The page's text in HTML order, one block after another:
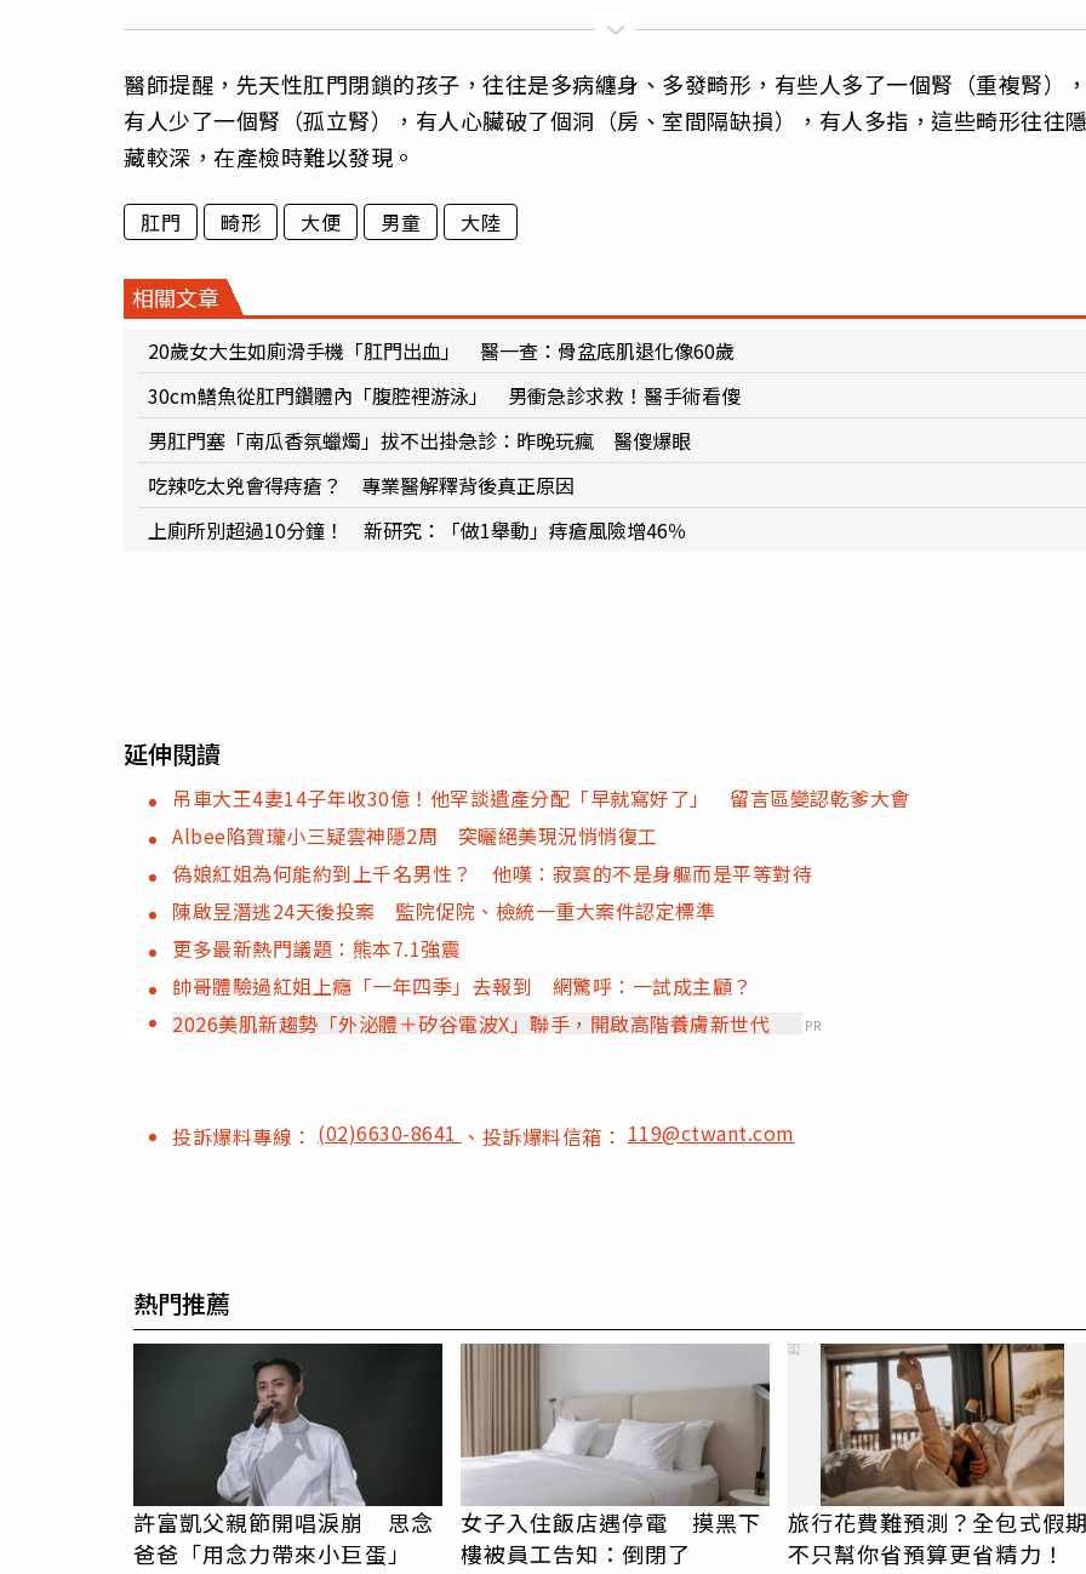
醫師提醒，先天性肛門閉鎖的孩子，往往是多病纏身、多發畸形，有些人多了一個腎（重複腎）
有人少了一個腎（孤立腎），有人心臟破了個洞（房、室間隔缺損），有人多指，這些畸形往往
藏較深，在產檢時難以發現。
肛門 畸形 大便 男童 大陸
相關文章
20歲女大生如廁滑手機「肛門出血」 醫一查：骨盆底肌退化像60歲
30cm鱔魚從肛門鑽體內「腹腔裡游泳」 男衝急診求救！醫手術看傻
男肛門塞「南瓜香氛蠟燭」拔不出掛急診：昨晚玩瘋 醫傻爆眼
吃辣吃太兇會得痔瘡？ 專業醫解釋背後真正原因
上廁所別超過10分鐘！ 新研究：「做1舉動」痔瘡風險增46％
延伸閱讀
吊車大王4妻14子年收30億！他罕談遺產分配「早就寫好了」 留言區變認乾爹大會
Albee陷賀瓏小三疑雲神隱2周 突曬絕美現況悄悄復工
偽娘紅姐為何能約到上千名男性？ 他嘆：寂寞的不是身軀而是平等對待
陳啟昱潛逃24天後投案 監院促院、檢統一重大案件認定標準
更多最新熱門議題：熊本7.1強震
帥哥體驗過紅姐上癮「一年四季」去報到 網驚呼：一試成主顧？
2026美肌新趨勢「外泌體＋矽谷電波X」聯手，開啟高階養膚新世代
PR
投訴爆料專線： (02)6630-8641 、投訴爆料信箱：119@ctwant.com
熱門推薦
許富凱父親節開唱淚崩 思念
爸爸「用念力帶來小巨蛋」
女子入住飯店遇停電 摸黑下
樓被員工告知：倒閉了
旅行花費難預測？全包式假
不只幫你省預算更省精力！
PR